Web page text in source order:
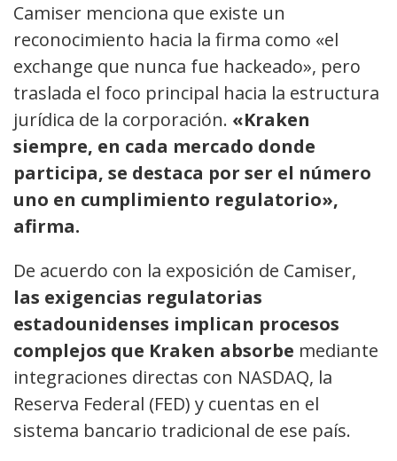
Camiser menciona que existe un
reconocimiento hacia la firma como «el
exchange que nunca fue hackeado», pero
traslada el foco principal hacia la estructura
jurídica de la corporación. «Kraken
siempre, en cada mercado donde
participa, se destaca por ser el número
uno en cumplimiento regulatorio»,
afirma.
De acuerdo con la exposición de Camiser,
las exigencias regulatorias
estadounidenses implican procesos
complejos que Kraken absorbe mediante
integraciones directas con NASDAQ, la
Reserva Federal (FED) y cuentas en el
sistema bancario tradicional de ese país.